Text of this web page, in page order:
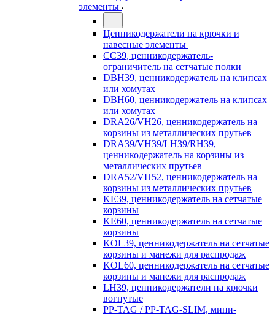
элементы
Ценникодержатели на крючки и
навесные элементы
CC39, ценникодержатель-
ограничитель на сетчатые полки
DBH39, ценникодержатель на клипсах
или хомутах
DBH60, ценникодержатель на клипсах
или хомутах
DRA26/VH26, ценникодержатель на
корзины из металлических прутьев
DRA39/VH39/LH39/RH39,
ценникодержатель на корзины из
металлических прутьев
DRA52/VH52, ценникодержатель на
корзины из металлических прутьев
KE39, ценникодержатель на сетчатые
корзины
KE60, ценникодержатель на сетчатые
корзины
KOL39, ценникодержатель на сетчатые
корзины и манежи для распродаж
KOL60, ценникодержатель на сетчатые
корзины и манежи для распродаж
LH39, ценникодержатели на крючки
вогнутые
PP-TAG / PP-TAG-SLIM, мини-